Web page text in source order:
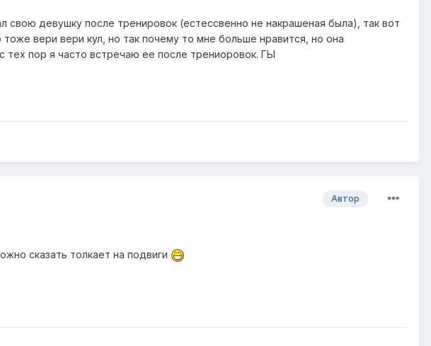
свою девушку после тренировок (естессвенно не накрашеная была), так вот
вери вери кул, но так почему то мне больше нравится, но она
тех пор я часто встречаю ее после трениоровок. ГЫ
Автор
сказать толкает на подвиги